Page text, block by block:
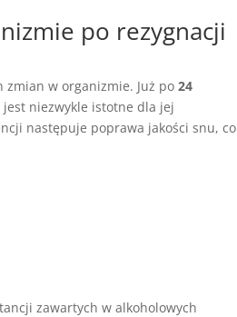
po rezygnacji
zmian w organizmie. Już po24
jest niezwykle istotne dla jej
następuje poprawa jakości snu, co
zawartych w alkoholowych